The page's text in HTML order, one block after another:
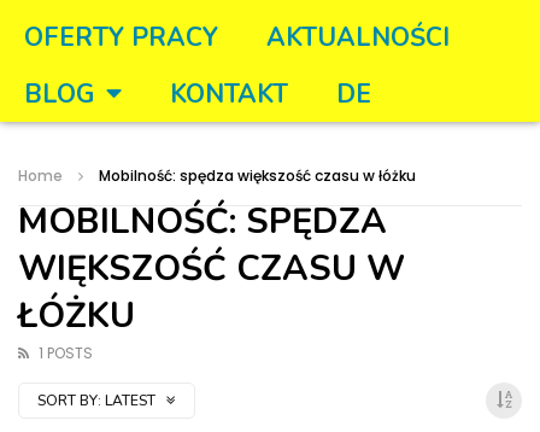
OFERTY PRACY
AKTUALNOŚCI
BLOG
KONTAKT DE
Home Mobilność: spędza większość czasu w łóżku
MOBILNOŚĆ: SPĘDZA
WIĘKSZOŚĆ CZASU W
ŁÓŻKU
1 POSTS
SORT BY: LATEST